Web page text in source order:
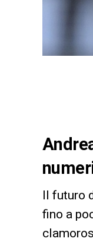
Il futuro
fino a